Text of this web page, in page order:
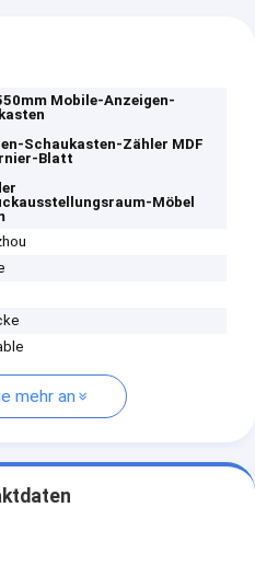
Mobile-Anzeigen-
Schaukasten-Zähler MDF
Blatt
Möbel
mehr an